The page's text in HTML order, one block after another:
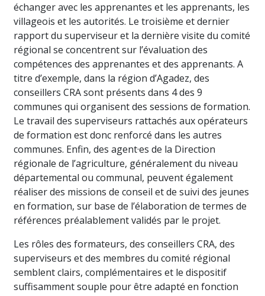
échanger avec les apprenantes et les apprenants, les
villageois et les autorités. Le troisième et dernier
rapport du superviseur et la dernière visite du comité
régional se concentrent sur l’évaluation des
compétences des apprenantes et des apprenants. A
titre d’exemple, dans la région d’Agadez, des
conseillers CRA sont présents dans 4 des 9
communes qui organisent des sessions de formation.
Le travail des superviseurs rattachés aux opérateurs
de formation est donc renforcé dans les autres
communes. Enfin, des agent·es de la Direction
régionale de l’agriculture, généralement du niveau
départemental ou communal, peuvent également
réaliser des missions de conseil et de suivi des jeunes
en formation, sur base de l’élaboration de termes de
références préalablement validés par le projet.
Les rôles des formateurs, des conseillers CRA, des
superviseurs et des membres du comité régional
semblent clairs, complémentaires et le dispositif
suffisamment souple pour être adapté en fonction